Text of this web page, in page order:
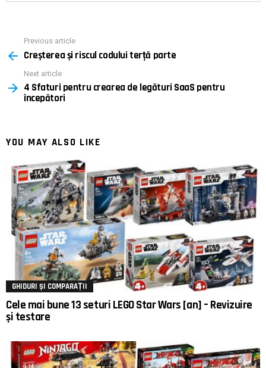
more
Previous article
Creșterea și riscul codului terță parte
Next article
4 Sfaturi pentru crearea de legături SaaS pentru
începători
YOU MAY ALSO LIKE
GHIDURI ȘI COMPARAȚII
Cele mai bune 13 seturi LEGO Star Wars [an] – Revizuire
și testare